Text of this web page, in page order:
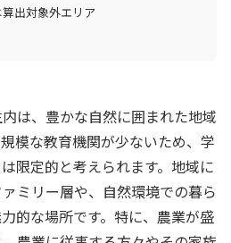
出対象外エリア
は、豊かな自然に囲まれた地域
模な教育機関が少ないため、学
限定的と考えられます。地域に
ミリー層や、自然環境での暮ら
的な場所です。特に、農業が盛